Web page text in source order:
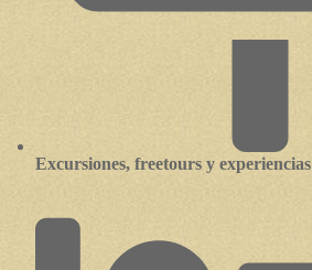
Excursiones, freetours y experiencias